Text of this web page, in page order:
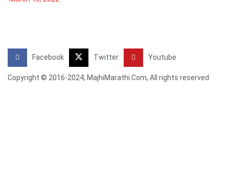
Facebook Twitter Youtube
Copyright © 2016-2024, MajhiMarathi.Com, All rights reserved